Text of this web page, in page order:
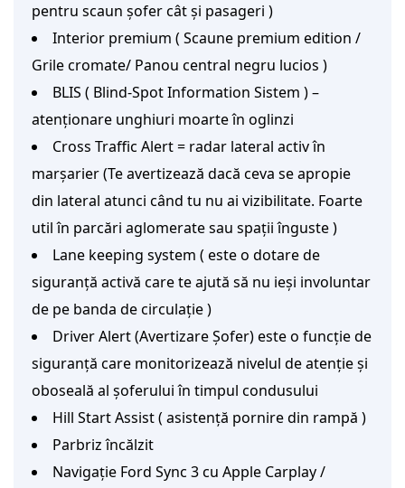
pentru scaun șofer cât și pasageri )
Interior premium ( Scaune premium edition /
Grile cromate/ Panou central negru lucios )
BLIS ( Blind-Spot Information Sistem ) –
atenționare unghiuri moarte în oglinzi
Cross Traffic Alert = radar lateral activ în
marșarier (Te avertizează dacă ceva se apropie
din lateral atunci când tu nu ai vizibilitate. Foarte
util în parcări aglomerate sau spații înguste )
Lane keeping system ( este o dotare de
siguranță activă care te ajută să nu ieși involuntar
de pe banda de circulație )
Driver Alert (Avertizare Șofer) este o funcție de
siguranță care monitorizează nivelul de atenție și
oboseală al șoferului în timpul condusului
Hill Start Assist ( asistență pornire din rampă )
Parbriz încălzit
Navigație Ford Sync 3 cu Apple Carplay /